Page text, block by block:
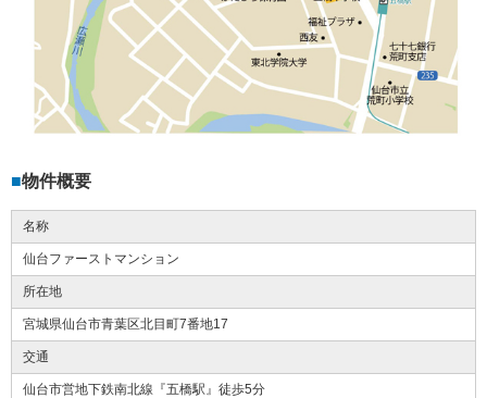
物件概要
名称
仙台ファーストマンション
所在地
宮城県仙台市青葉区北目町7番地17
交通
仙台市営地下鉄南北線『五橋駅』徒歩5分